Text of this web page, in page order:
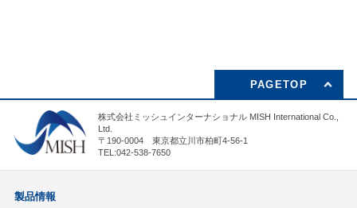
PAGETOP
株式会社ミッシュインターナショナル MISH International Co.,
Ltd.
〒190-0004 東京都立川市柏町4-56-1
TEL:042-538-7650
製品情報